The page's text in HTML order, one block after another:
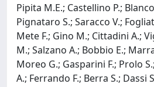
Pipita M.E.; Castellino P.;
Pignataro S.; Saracco V.;
Mete F.; Gino M.; Cittadini A.;
M.; Salzano A.; Bobbio E.;
Moreo G.; Gasparini F.; Prolo
A.; Ferrando F.; Berra S.; Dassi